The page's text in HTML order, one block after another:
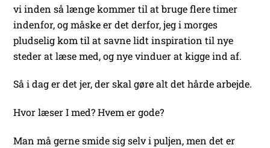
vi inden så længe kommer til at bruge flere timer
indenfor, og måske er det derfor, jeg i morges
pludselig kom til at savne lidt inspiration til nye
steder at læse med, og nye vinduer at kigge ind af.
Så i dag er det jer, der skal gøre alt det hårde arbejde.
Hvor læser I med? Hvem er gode?
Man må gerne smide sig selv i puljen, men det er